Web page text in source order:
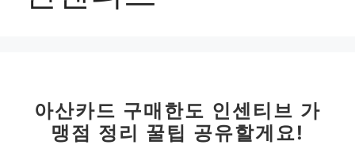
아산카드 구매한도 인센티브 가
맹점 정리 꿀팁 공유할게요!